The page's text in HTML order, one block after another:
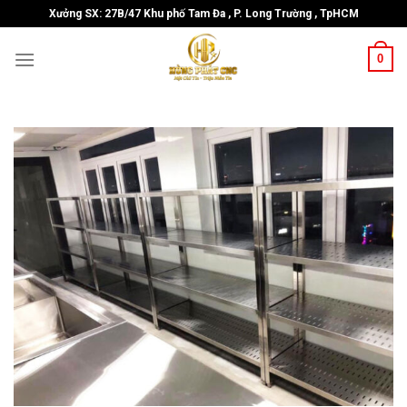
to
content
Xưởng SX: 27B/47 Khu phố Tam Đa , P. Long Trường , TpHCM
0